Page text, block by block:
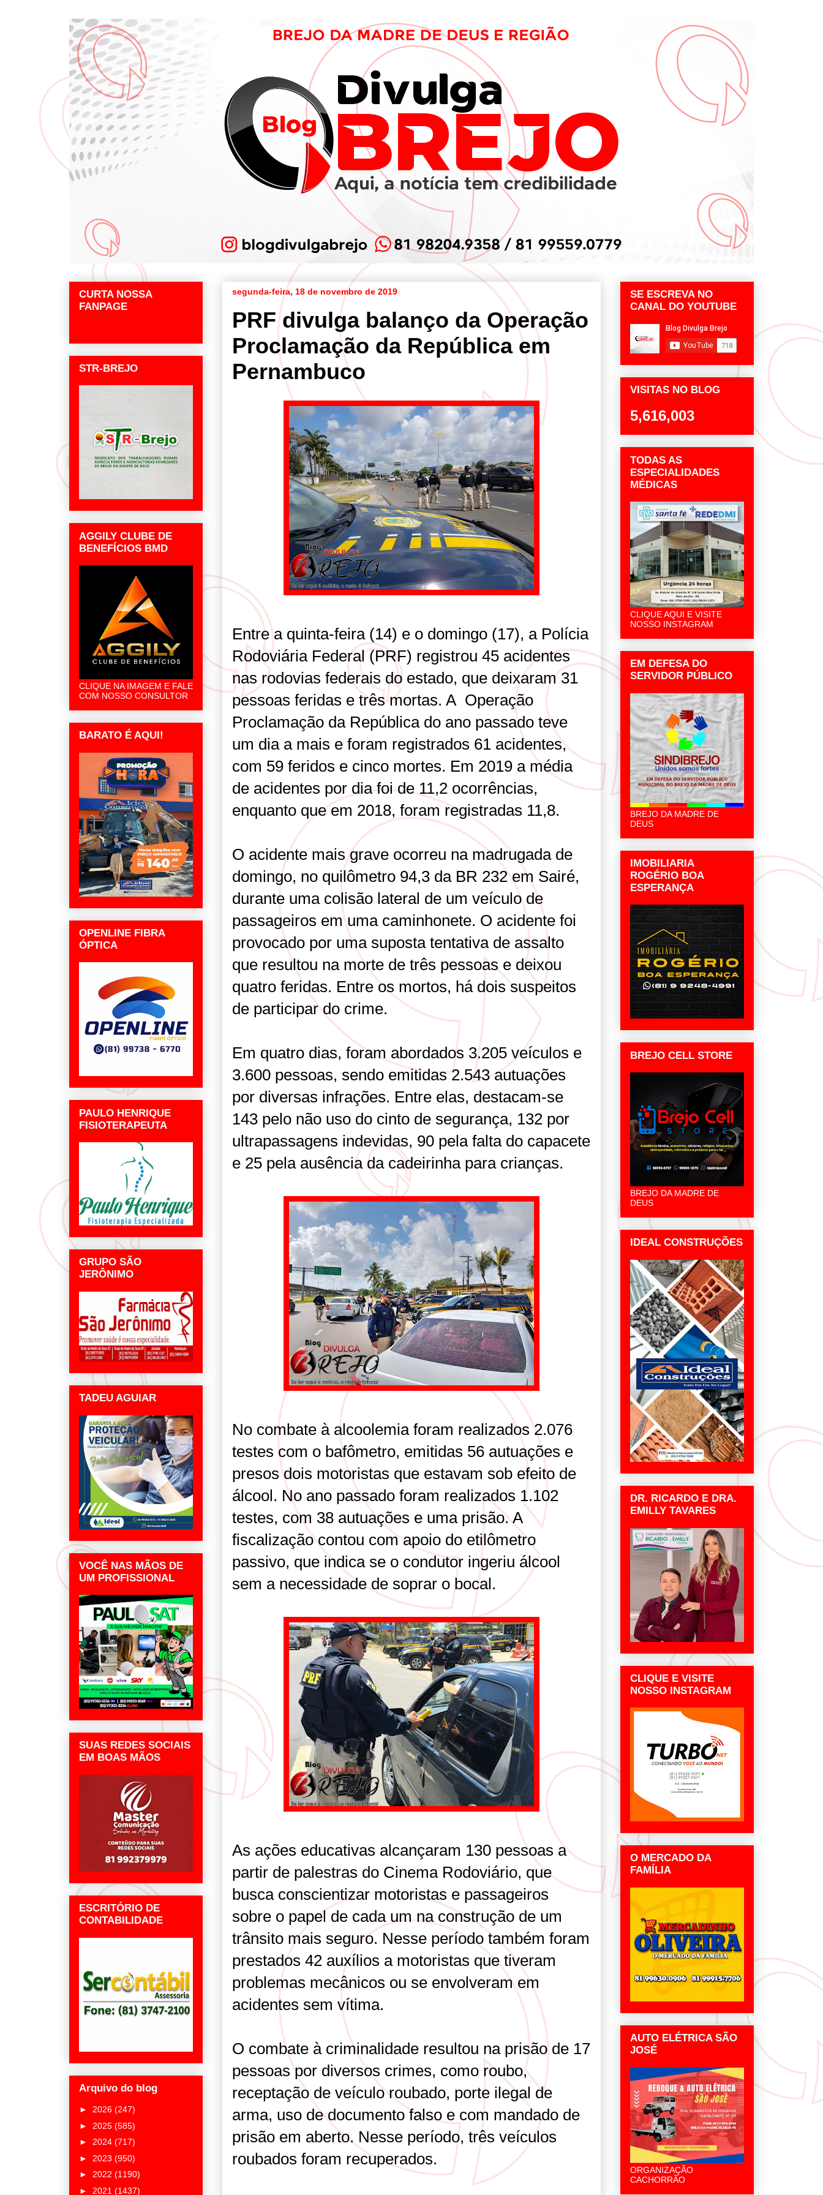
segunda-feira, 18 de novembro de 2019
PRF divulga balanço da Operação
Proclamação da República em
Pernambuco
Entre a quinta-feira (14) e o domingo (17), a Polícia
Rodoviária Federal (PRF) registrou 45 acidentes
nas rodovias federais do estado, que deixaram 31
pessoas feridas e três mortas. A Operação
Proclamação da República do ano passado teve
um dia a mais e foram registrados 61 acidentes,
com 59 feridos e cinco mortes. Em 2019 a média
de acidentes por dia foi de 11,2 ocorrências,
enquanto que em 2018, foram registradas 11,8.
O acidente mais grave ocorreu na madrugada de
domingo, no quilômetro 94,3 da BR 232 em Sairé,
durante uma colisão lateral de um veículo de
passageiros em uma caminhonete. O acidente foi
provocado por uma suposta tentativa de assalto
que resultou na morte de três pessoas e deixou
quatro feridas. Entre os mortos, há dois suspeitos
de participar do crime.
Em quatro dias, foram abordados 3.205 veículos e
3.600 pessoas, sendo emitidas 2.543 autuações
por diversas infrações. Entre elas, destacam-se
143 pelo não uso do cinto de segurança, 132 por
ultrapassagens indevidas, 90 pela falta do capacete
e 25 pela ausência da cadeirinha para crianças.
No combate à alcoolemia foram realizados 2.076
testes com o bafômetro, emitidas 56 autuações e
presos dois motoristas que estavam sob efeito de
álcool. No ano passado foram realizados 1.102
testes, com 38 autuações e uma prisão. A
fiscalização contou com apoio do etilômetro
passivo, que indica se o condutor ingeriu álcool
sem a necessidade de soprar o bocal.
As ações educativas alcançaram 130 pessoas a
partir de palestras do Cinema Rodoviário, que
busca conscientizar motoristas e passageiros
sobre o papel de cada um na construção de um
trânsito mais seguro. Nesse período também foram
prestados 42 auxílios a motoristas que tiveram
problemas mecânicos ou se envolveram em
acidentes sem vítima.
O combate à criminalidade resultou na prisão de 17
pessoas por diversos crimes, como roubo,
receptação de veículo roubado, porte ilegal de
arma, uso de documento falso e com mandado de
prisão em aberto. Nesse período, três veículos
roubados foram recuperados.
CURTA NOSSA
FANPAGE
STR-BREJO
AGGILY CLUBE DE
BENEFÍCIOS BMD
CLIQUE NA IMAGEM E FALE
COM NOSSO CONSULTOR
BARATO É AQUI!
OPENLINE FIBRA
ÓPTICA
PAULO HENRIQUE
FISIOTERAPEUTA
GRUPO SÃO
JERÔNIMO
TADEU AGUIAR
VOCÊ NAS MÃOS DE
UM PROFISSIONAL
SUAS REDES SOCIAIS
EM BOAS MÃOS
ESCRITÓRIO DE
CONTABILIDADE
Arquivo do blog
► 2026 (247)
► 2025 (585)
► 2024 (717)
► 2023 (950)
► 2022 (1190)
► 2021 (1437)
SE ESCREVA NO
CANAL DO YOUTUBE
VISITAS NO BLOG
5,616,003
TODAS AS
ESPECIALIDADES
MÉDICAS
CLIQUE AQUI E VISITE
NOSSO INSTAGRAM
EM DEFESA DO
SERVIDOR PÚBLICO
BREJO DA MADRE DE
DEUS
IMOBILIARIA
ROGÉRIO BOA
ESPERANÇA
BREJO CELL STORE
BREJO DA MADRE DE
DEUS
IDEAL CONSTRUÇÕES
DR. RICARDO E DRA.
EMILLY TAVARES
CLIQUE E VISITE
NOSSO INSTAGRAM
O MERCADO DA
FAMÍLIA
AUTO ELÉTRICA SÃO
JOSÉ
ORGANIZAÇÃO
CACHORRÃO